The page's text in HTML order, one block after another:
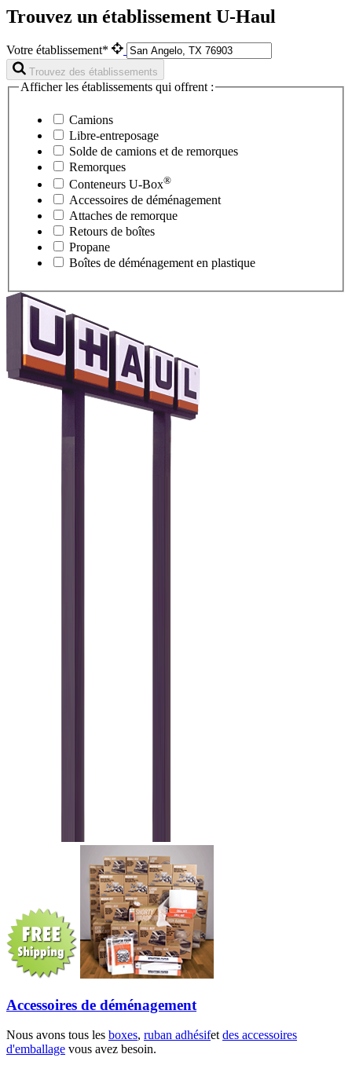
Trouvez un établissement U-Haul
Votre établissement*
Trouvez des établissements
Afficher les établissements qui offrent :
Camions
Libre-entreposage
Solde de camions et de remorques
Remorques
Conteneurs U-Box®
Accessoires de déménagement
Attaches de remorque
Retours de boîtes
Propane
Boîtes de déménagement en plastique
Accessoires de déménagement
Nous avons tous les boxes, ruban adhésifetdes accessoires
d'emballage vous avez besoin.